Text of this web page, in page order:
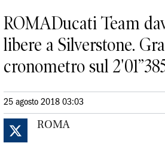
ROMADucati Team
libere a Silverstone.
cronometro sul
25 agosto 2018 03:03
ROMA